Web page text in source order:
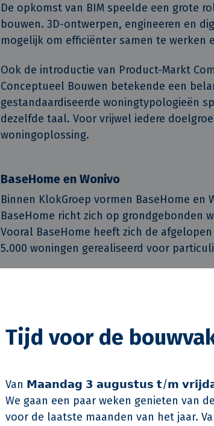
Tijd voor de
Van 𝗠𝗮𝗮𝗻𝗱𝗮𝗴 𝟯 𝗮𝘂𝗴𝘂𝘀𝘁𝘂𝘀 𝘁/𝗺
We gaan een paar weken genieten van
voor de laatste maanden van het jaar.
De opkomst van BIM speelde een grote
bouwen. 3D-ontwerpen, engineeren en
mogelijk om efficiënter samen te werken
Ook de introductie van Product-Markt
Conceptueel Bouwen betekende een
gestandaardiseerde woningtypologieën
dezelfde taal. Voor vrijwel iedere
woningoplossing.
BaseHome en Wonivo
Binnen KlokGroep vormen BaseHome
BaseHome richt zich op grondgebonden
Vooral BaseHome heeft zich de
5.000 woningen gerealiseerd voor
De woningen worden continu
het concept kunnen inmiddels vrijwel
woonlagen hoog worden gerealiseerd.
zorgvariant.